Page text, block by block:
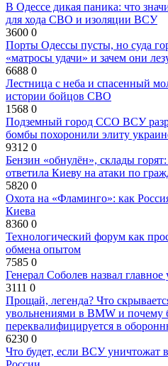
В Одессе дикая паника: что
для хода СВО и изоляции ВСУ
3600 0
Порты Одессы пусты, но суда
«матросы удачи» и зачем они
6688 0
Лестница с неба и спасенный
истории бойцов СВО
1568 0
Подземный город ССО ВСУ
бомбы похоронили элиту
9312 0
Бензин «обнулён», склады
ответила Киеву на атаки по
5820 0
Охота на «Фламинго»: как
Киева
8360 0
Технологический форум как
обмена опытом
7585 0
Генерал Соболев назвал
3111 0
Прощай, легенда? Что
увольнениями в BMW и почему
переквалифицируется в
6230 0
Что будет, если ВСУ уничтожат